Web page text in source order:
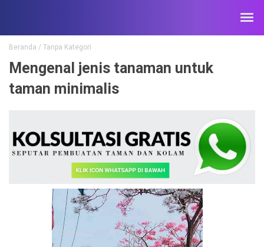
Beranda / Tanpa Kategori
Mengenal jenis tanaman untuk
taman minimalis